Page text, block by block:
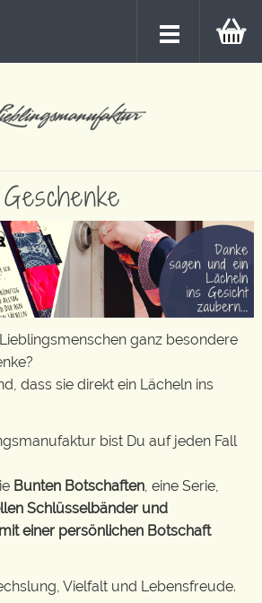
ganz besondere
dass sie direkt ein Lächeln ins
bist Du auf jeden Fall
Bunten Botschaften , eine Serie,
Schlüsselbänder und
einer persönlichen Botschaft
Vielfalt und Lebensfreude.